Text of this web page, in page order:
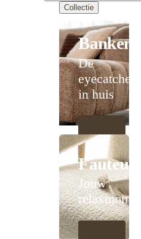
Collectie
Banken
De
eyecatcher
in huis
Fauteuils
Jouw
relaxmoment